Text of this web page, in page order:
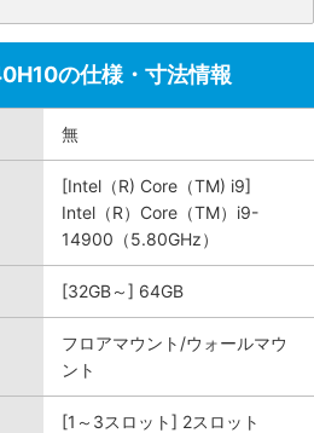
の仕様・寸法情報
無
[Intel（R) Core（TM) i9]
Intel（R）Core（TM）i9-
14900（5.80GHz）
[32GB～] 64GB
フロアマウント/ウォールマウ
ント
[1～3スロット] 2スロット